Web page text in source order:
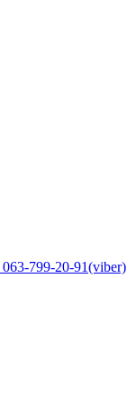
063-799-20-91(viber)